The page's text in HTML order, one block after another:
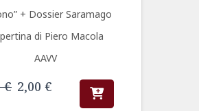
+ Dossier Saramago
di Piero Macola
AAVV
€ Il
2,00 €
prezzo